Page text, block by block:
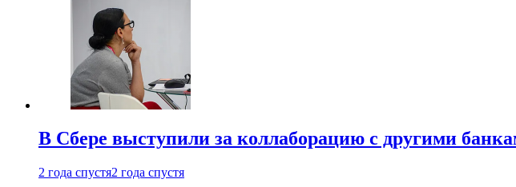
В Сбере выступили за коллаборацию с другими
2 года спустя2 года спустя